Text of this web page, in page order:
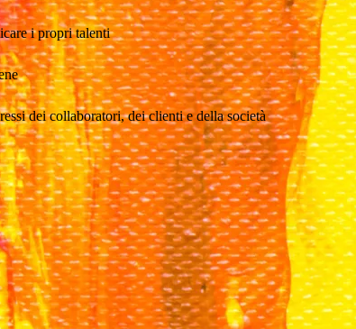
i propri talenti
dei collaboratori, dei clienti e della società